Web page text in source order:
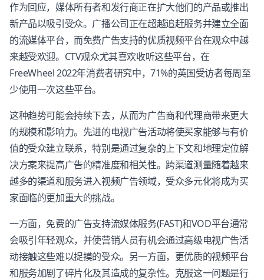
作为回应，媒体所有者和发行商正在扩大他们的产品或推出
新产品以吸引受众。广播公司正在超越追赶服务并建立全面
的流媒体平台，而免费广告支持的优质视频平台在观众中越
来越受欢迎。CTV观众尤其喜欢收听这些平台，在
FreeWheel 2022年消费者研究中，71%的英国受访者每周至
少使用一次这些平台。
这种趋势可能会持续下去，从而为广告商和代理商带来更大
的规模和影响力。先进的电视广告活动将使买家能够与有价
值的受众建立联系，特别是通过复杂的上下文和地理定位解
决方案来提高广告的精准度和相关性。跨渠道测量随着越来
越多的渠道和服务进入视频广告领域，受众多元化将成为买
家面临的更加重大的挑战。
一方面，免费的广告支持流媒体服务(FAST)和VOD平台通常
会吸引年轻观众，并使营销人员有机会通过高级电视广告活
动接触这些难以捉摸的受众。另一方面，更优质的视频平台
和服务加剧了碎片化及其造成的复杂性。克服这一问题是行